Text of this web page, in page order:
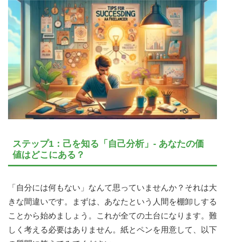
ステップ1：己を知る「自己分析」- あなたの価
値はどこにある？
「自分には何もない」なんて思っていませんか？それは大
きな間違いです。まずは、あなたという人間を棚卸しする
ことから始めましょう。これが全ての土台になります。難
しく考える必要はありません。紙とペンを用意して、以下